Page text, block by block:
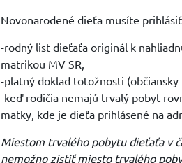
Novonarodené dieťa musíte
-rodný list dieťaťa originál k
matrikou MV SR,
-platný doklad totožnosti
-keď rodičia nemajú trvalý pobyt
matky, kde je dieťa prihlásené na
Miestom trvalého pobytu dieťaťa v
nemožno zistiť miesto trvalého